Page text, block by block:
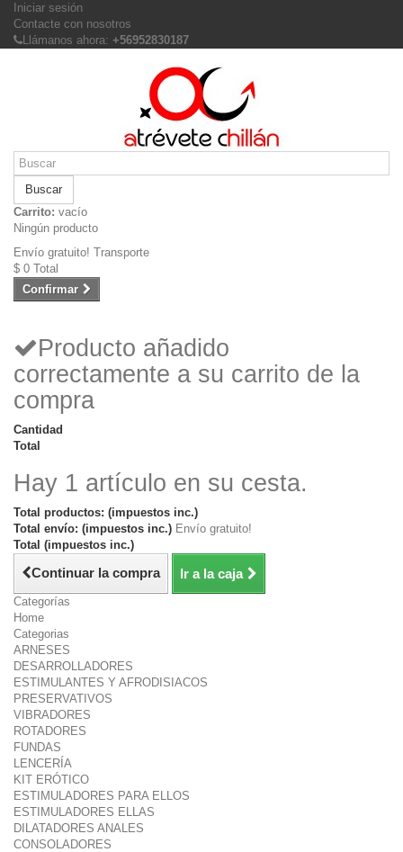
Iniciar sesión
Contacte con nosotros
Llámanos ahora: +56952830187
Buscar
Carrito: vacío
Ningún producto
Envío gratuito! Transporte
$ 0 Total
Confirmar
Producto añadido
correctamente a su carrito de la
compra
Cantidad
Total
Hay 1 artículo en su cesta.
Total productos: (impuestos inc.)
Total envío: (impuestos inc.) Envío gratuito!
Total (impuestos inc.)
Continuar la compra Ir a la caja
Categorías
Home
Categorias
ARNESES
DESARROLLADORES
ESTIMULANTES Y AFRODISIACOS
PRESERVATIVOS
VIBRADORES
ROTADORES
FUNDAS
LENCERÍA
KIT ERÓTICO
ESTIMULADORES PARA ELLOS
ESTIMULADORES ELLAS
DILATADORES ANALES
CONSOLADORES